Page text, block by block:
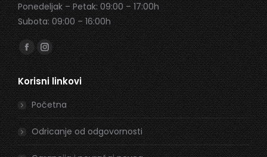
Ponedeljak – Petak: 09:00 – 17:00h
Subota: 09:00 – 16:00h
Find us on:
Facebook
page
opens
in
new
window
Instagram
page
opens
in
new
window
Korisni linkovi
Početna
Odricanje od odgovornosti